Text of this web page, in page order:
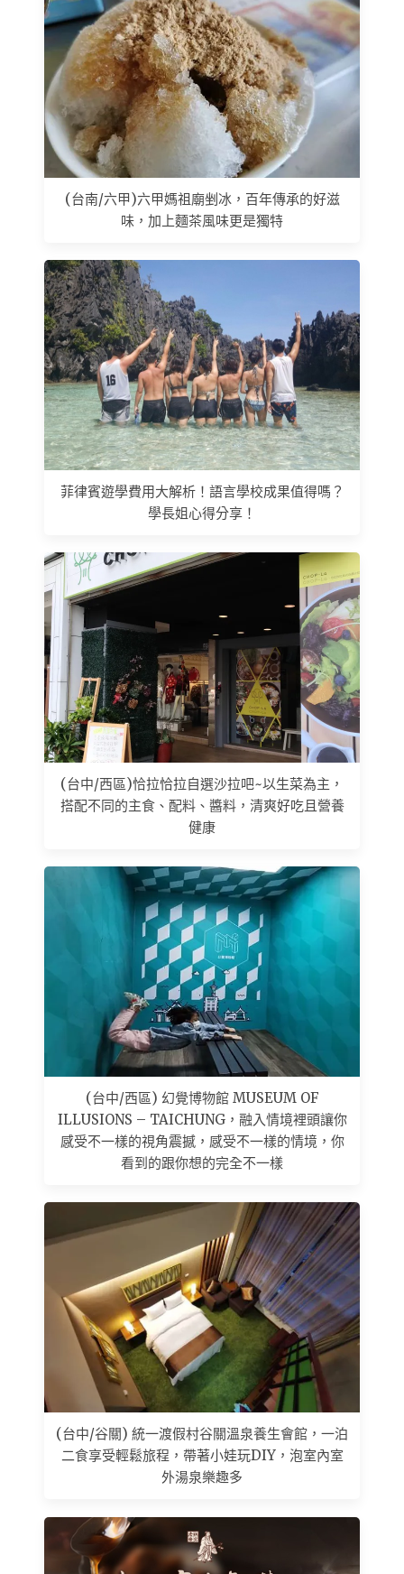
(台南/六甲)六甲媽祖廟剉冰，百年傳承的好滋
味，加上麵茶風味更是獨特
菲律賓遊學費用大解析！語言學校成果值得嗎？
學長姐心得分享！
(台中/西區)恰拉恰拉自選沙拉吧~以生菜為主，
搭配不同的主食、配料、醬料，清爽好吃且營養
健康
(台中/西區) 幻覺博物館 MUSEUM OF
ILLUSIONS – TAICHUNG，融入情境裡頭讓你
感受不一樣的視角震撼，感受不一樣的情境，你
看到的跟你想的完全不一樣
(台中/谷關) 統一渡假村谷關溫泉養生會館，一泊
二食享受輕鬆旅程，帶著小娃玩DIY，泡室內室
外湯泉樂趣多